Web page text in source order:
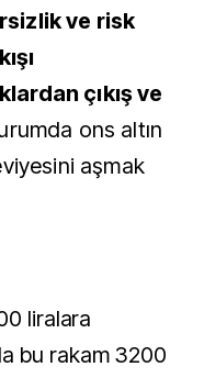
ve risk
çıkış ve
ons altın
aşmak
liralara
bu rakam 3200